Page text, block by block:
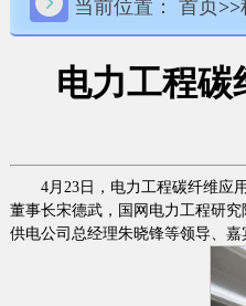
当前位置： 首页>>
电力工程碳
4月23日，电力工程碳纤维应
董事长宋德武，国网电力工程研
供电公司总经理朱晓锋等领导、